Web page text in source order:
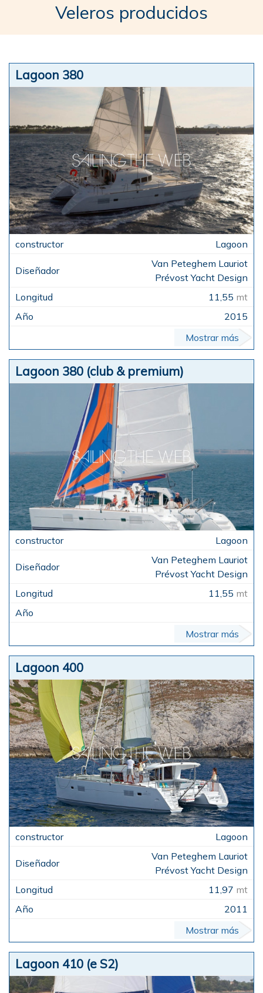
Veleros producidos
Lagoon 380
Lagoon
Van Peteghem Lauriot
Prévost Yacht Design
11,55 mt
2015
Mostrar más
Lagoon 380 (club & premium)
Lagoon
Van Peteghem Lauriot
Prévost Yacht Design
11,55 mt
Mostrar más
Lagoon 400
Lagoon
Van Peteghem Lauriot
Prévost Yacht Design
11,97 mt
2011
Mostrar más
Lagoon 410 (e S2)